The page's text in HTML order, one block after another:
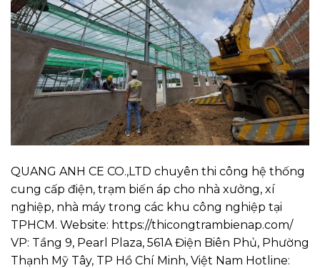
QUANG ANH CE CO.,LTD chuyên thi công hệ thống
cung cấp điện, trạm biến áp cho nhà xưởng, xí
nghiệp, nhà máy trong các khu công nghiệp tại
TPHCM. Website: https://thicongtrambienap.com/
VP: Tầng 9, Pearl Plaza, 561A Điện Biên Phủ, Phường
Thạnh Mỹ Tây, TP Hồ Chí Minh, Việt Nam Hotline: